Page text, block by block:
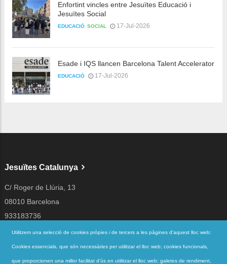
Enfortint vincles entre Jesuïtes Educació i
Jesuïtes Social
EDUCACIÓ SOCIAL 17-Jul-2026
Esade i IQS llancen Barcelona Talent Accelerator
EDUCACIÓ 17-Jul-2026
Jesuïtes Catalunya
C/ Roger de Llúria, 13
08010 Barcelona
933183736
jesuites@jesuites.net
Segueix-nos a
Utilitzem una selecció de cookies pròpies i de tercers a les pàgines d'aquest lloc web:
Cookies essencials, que són necessàries per utilitzar el lloc web; cookies funcionals,
que proporcionen una millor facilitat d'ús en utilitzar el lloc web; galetes de rendiment,